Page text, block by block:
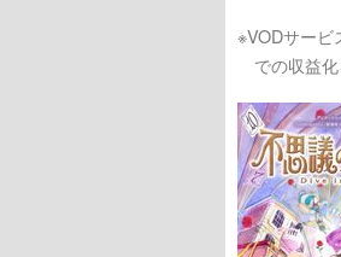
※VODサービ
での収益